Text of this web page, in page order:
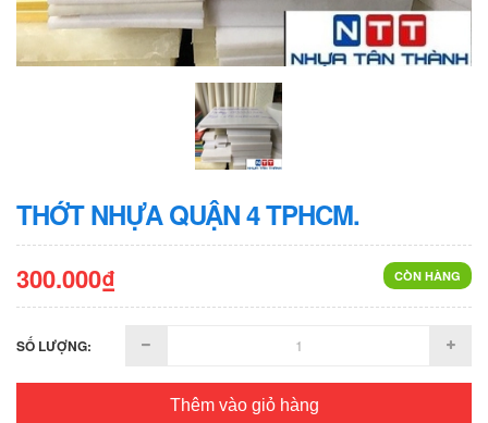
THỚT NHỰA QUẬN 4 TPHCM.
CÒN HÀNG
300.000₫
SỐ LƯỢNG:
Thêm vào giỏ hàng